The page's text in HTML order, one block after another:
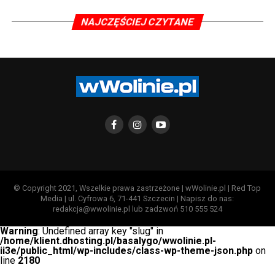
NAJCZĘŚCIEJ CZYTANE
© Copyright 2021, Wszelkie prawa zastrzeżone | wWolinie.pl | Red Top
Media | ul. Cyfrowa 6, 71-441 Szczecin | Napisz do nas:
redakcja@wwolinie.pl lub zadzwoń 510 555 524
Warning: Undefined array key "slug" in
/home/klient.dhosting.pl/basalygo/wwolinie.pl-
ii3e/public_html/wp-includes/class-wp-theme-json.php on
line 2180